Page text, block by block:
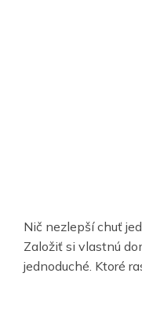
Nič nezlepší chuť
Založiť si vlastnú
jednoduché. Ktoré